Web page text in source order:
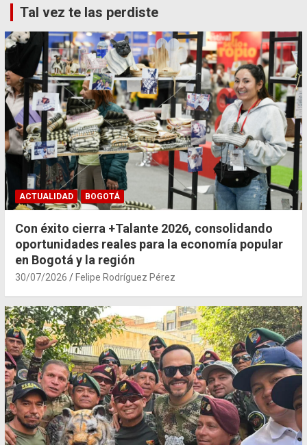
Tal vez te las perdiste
ACTUALIDAD BOGOTÁ
Con éxito cierra +Talante 2026, consolidando
oportunidades reales para la economía popular
en Bogotá y la región
30/07/2026 Felipe Rodríguez Pérez